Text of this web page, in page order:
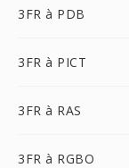
3FR à PDB
3FR à PICT
3FR à RAS
3FR à RGBO